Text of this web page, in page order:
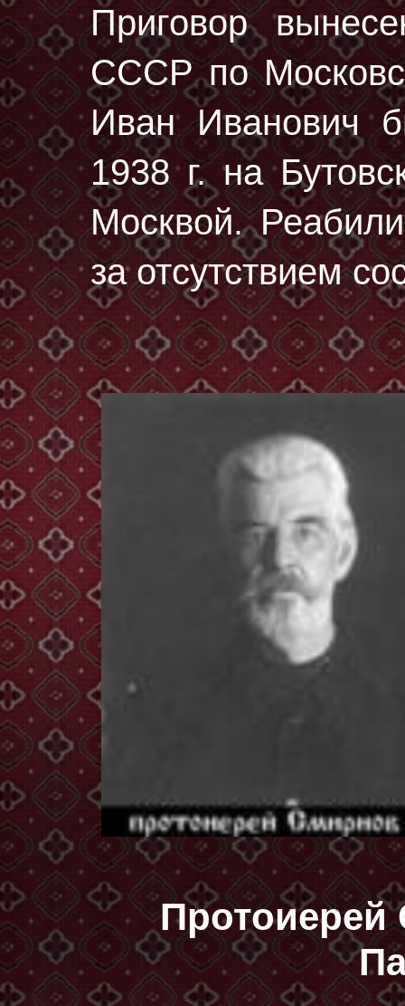
Приговор
СССР по
Иван Иванович
1938 г.на
Москвой.
за отсутствием